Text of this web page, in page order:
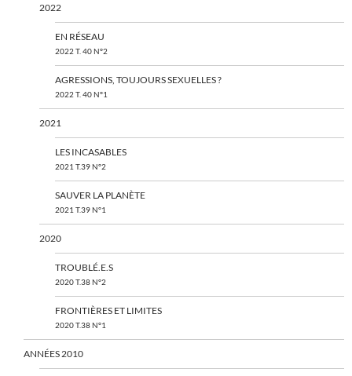
2022
EN RÉSEAU
2022 T. 40 N°2
AGRESSIONS, TOUJOURS SEXUELLES ?
2022 T. 40 N°1
2021
LES INCASABLES
2021 T.39 N°2
SAUVER LA PLANÈTE
2021 T.39 N°1
2020
TROUBLÉ.E.S
2020 T.38 N°2
FRONTIÈRES ET LIMITES
2020 T.38 N°1
ANNÉES 2010